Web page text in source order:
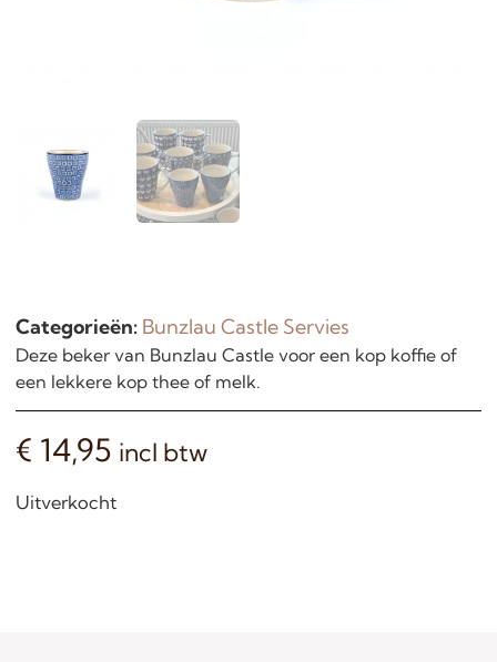
Categorieën: Bunzlau Castle Servies
Deze beker van Bunzlau Castle voor een kop koffie of
een lekkere kop thee of melk.
€ 14,95 incl btw
Uitverkocht